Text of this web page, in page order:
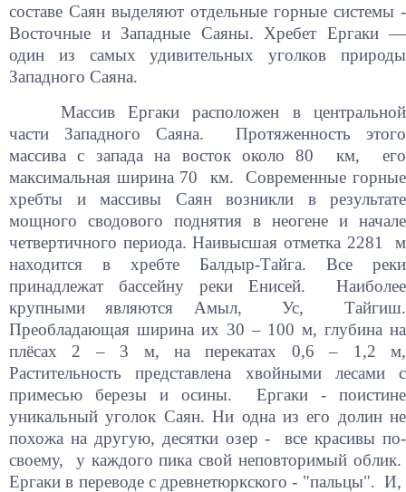
составе Саян выделяют отдельные горные системы -
Восточные и Западные Саяны. Хребет Ергаки —
один из самых удивительных уголков природы
Западного Саяна.
Массив Ергаки расположен в центральной
части Западного Саяна. Протяженность этого
массива с запада на восток около 80 км, его
максимальная ширина 70 км. Современные горные
хребты и массивы Саян возникли в результате
мощного сводового поднятия в неогене и начале
четвертичного периода. Наивысшая отметка 2281 м
находится в хребте Балдыр-Тайга. Все реки
принадлежат бассейну реки Енисей. Наиболее
крупными являются Амыл, Ус, Тайгиш.
Преобладающая ширина их 30 – 100 м, глубина на
плёсах 2 – 3 м, на перекатах 0,6 – 1,2 м,
Растительность представлена хвойными лесами с
примесью березы и осины. Ергаки - поистине
уникальный уголок Саян. Ни одна из его долин не
похожа на другую, десятки озер - все красивы по-
своему, у каждого пика свой неповторимый облик.
Ергаки в переводе с древнетюркского - "пальцы". И,